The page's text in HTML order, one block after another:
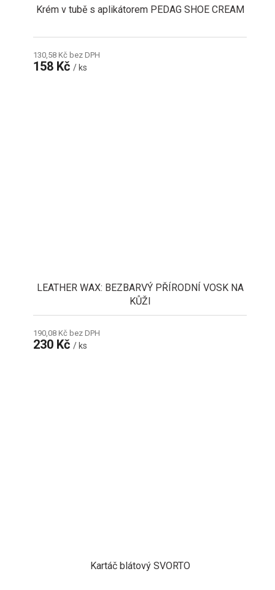
Krém v tubě s aplikátorem PEDAG SHOE CREAM
130,58 Kč bez DPH
158 Kč/ ks
LEATHER WAX: BEZBARVÝ PŘÍRODNÍ VOSK NA
KŮŽI
190,08 Kč bez DPH
230 Kč/ ks
Kartáč blátový SVORTO